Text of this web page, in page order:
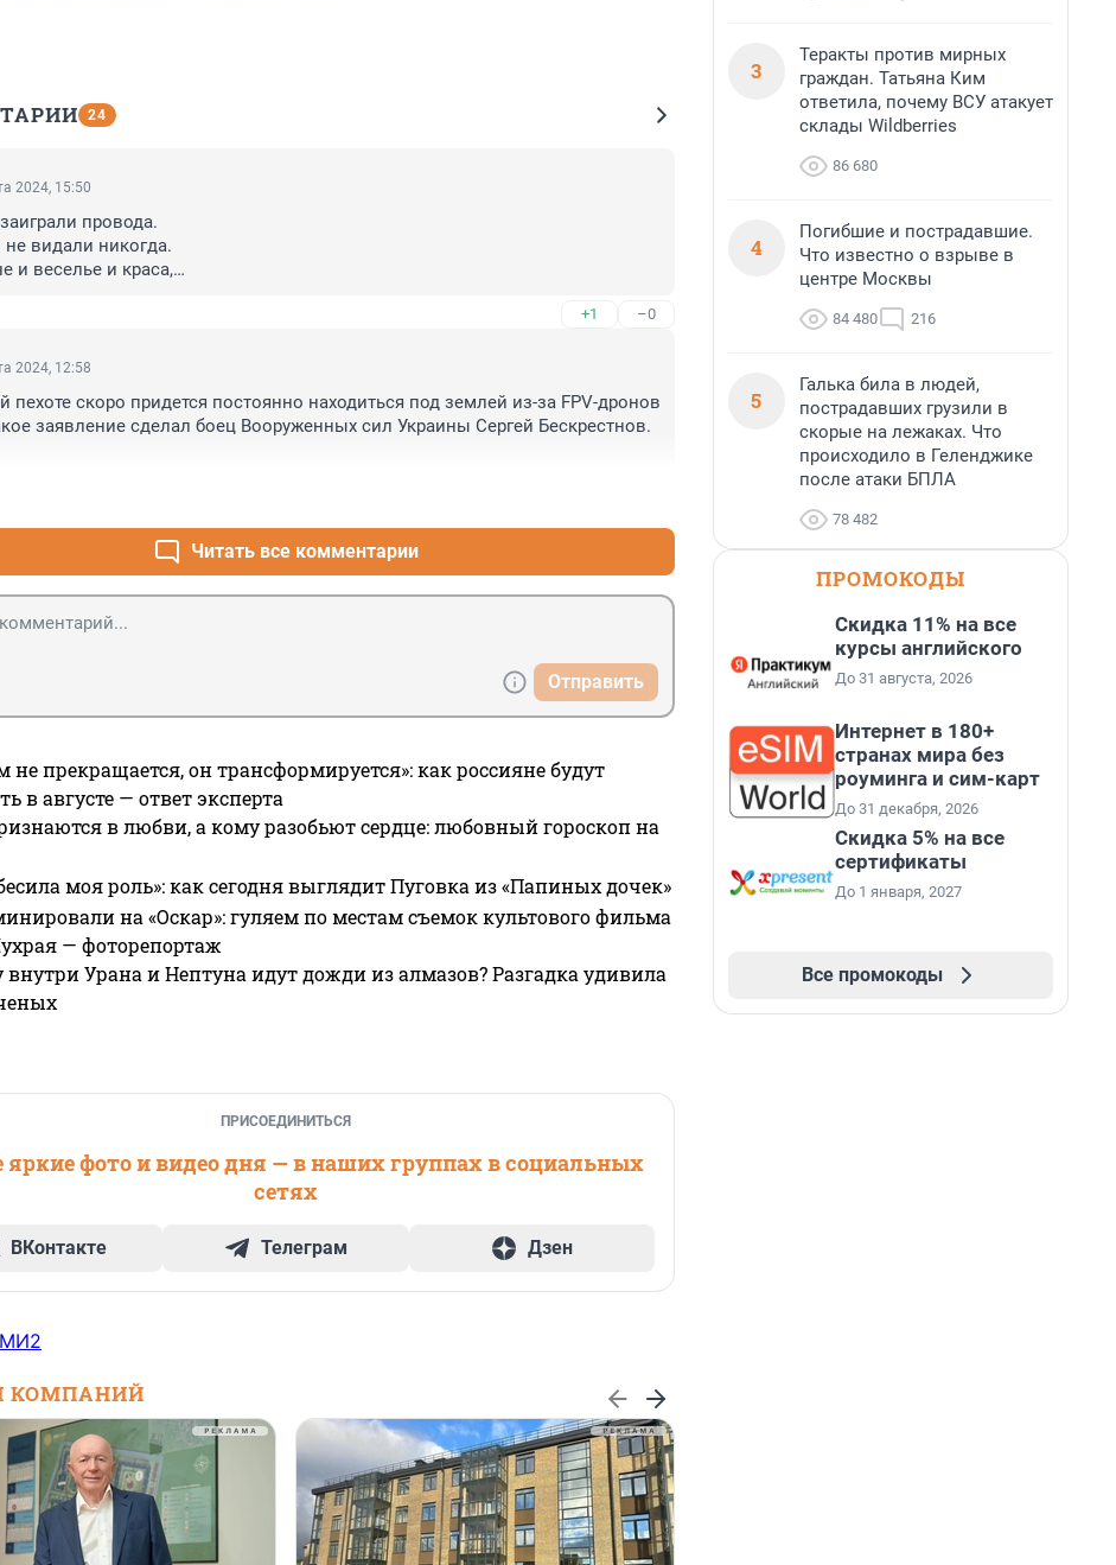
24
2024, 15:50
провода.
видали никогда.
и веселье и краса,
+1 –0
2024, 12:58
пехоте скоро придется постоянно находиться под землей из-за FPV-дронов
заявление сделал боец Вооруженных сил Украины Сергей Бескрестнов.
будет постоянно находиться под землей», — предрек боец ВСУ.
что менее чем через полгода у Армии России будет столько
что она сможет направить по одному из них на каждого украинского
Читать все комментарии
Отправить
не прекращается, он трансформируется»: как россияне будут
в августе — ответ эксперта
в любви, а кому разобьют сердце: любовный гороскоп на
моя роль»: как сегодня выглядит Пуговка из «Папиных дочек»
на «Оскар»: гуляем по местам съемок культового фильма
— фоторепортаж
Урана и Нептуна идут дожди из алмазов? Разгадка удивила
ПРИСОЕДИНИТЬСЯ
фото и видео дня — в наших группах в социальных
сетях
ВКонтакте Телеграм Дзен
КОМПАНИЙ
3
Теракты против мирных
граждан. Татьяна Ким
ответила, почему ВСУ атакует
склады Wildberries
86 680
4
Погибшие и пострадавшие.
Что известно о взрыве в
центре Москвы
84 480 216
5
Галька била в людей,
пострадавших грузили в
скорые на лежаках. Что
происходило в Геленджике
после атаки БПЛА
78 482
ПРОМОКОДЫ
Скидка 11% на все
курсы английского
До 31 августа, 2026
Интернет в 180+
странах мира без
роуминга и сим-карт
До 31 декабря, 2026
Скидка 5% на все
сертификаты
До 1 января, 2027
Все промокоды